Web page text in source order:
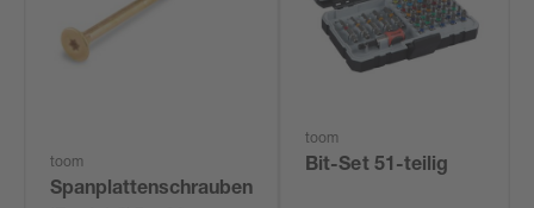
toom
Spanplattenschrauben
toom
Bit-Set 51-teilig